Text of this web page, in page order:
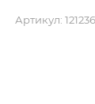
Артикул: